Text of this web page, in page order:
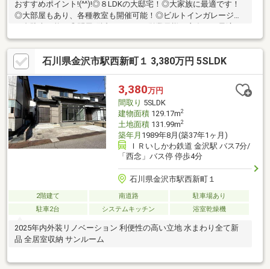
おすすめポイント!(^^)!◎８LDKの大邸宅！◎大家族に最適です！
◎大部屋もあり、各種教室も開催可能！◎ビルトインガレージは
◎玄関が１階と２階にあり、事務所併用住宅に最適！◎２世帯、
３世帯住宅として利用も！
石川県金沢市駅西新町１ 3,380万円 5SLDK
3,380万円
間取り 5SLDK
建物面積129.17m2
土地面積131.99m2
築年月 1989年8月(築37年1ヶ月)
ＩＲいしかわ鉄道 金沢駅 バス7分/
「西念」バス停 停歩4分
石川県金沢市駅西新町１
2階建て 南道路
駐車場あり
駐車2台
システムキッチン 浴室乾燥機
2025年内外装リノベーション 利便性の高い立地 水まわり全て新
品 全居室収納 サンルーム